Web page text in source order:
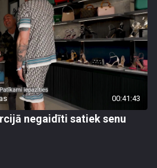
00:41:43
negaidīti satiek senu